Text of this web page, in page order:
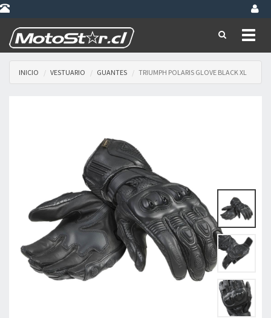
INICIO VESTUARIO GUANTES TRIUMPH POLARIS GLOVE BLACK XL